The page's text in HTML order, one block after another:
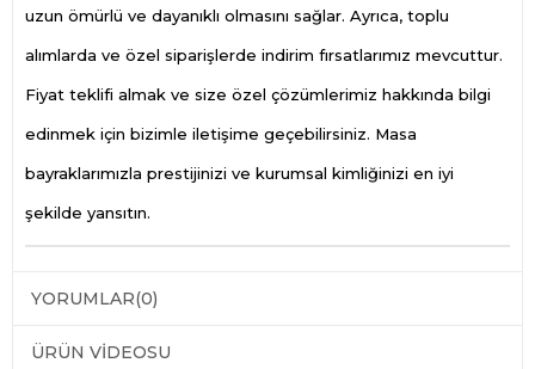
uzun ömürlü ve dayanıklı olmasını sağlar. Ayrıca, toplu
alımlarda ve özel siparişlerde indirim fırsatlarımız mevcuttur.
Fiyat teklifi almak ve size özel çözümlerimiz hakkında bilgi
edinmek için bizimle iletişime geçebilirsiniz. Masa
bayraklarımızla prestijinizi ve kurumsal kimliğinizi en iyi
şekilde yansıtın.
YORUMLAR(0)
ÜRÜN VIDEOSU